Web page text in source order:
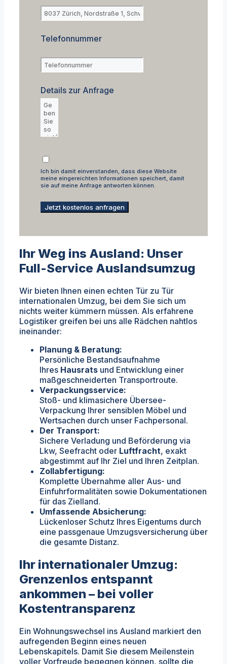
Telefonnummer
Details zur Anfrage
Ich bin damit einverstanden, dass diese Website
meine eingereichten Informationen speichert, damit
sie auf meine Anfrage antworten können.
Jetzt kostenlos anfragen
Ihr Weg ins Ausland: Unser
Full-Service Auslandsumzug
Wir bieten Ihnen einen echten Tür zu Tür
internationalen Umzug, bei dem Sie sich um
nichts weiter kümmern müssen. Als erfahrene
Logistiker greifen bei uns alle Rädchen nahtlos
ineinander:
Planung & Beratung:
Persönliche Bestandsaufnahme
Ihres Hausrats und Entwicklung einer
maßgeschneiderten Transportroute.
Verpackungsservice:
Stoß- und klimasichere Übersee-
Verpackung Ihrer sensiblen Möbel und
Wertsachen durch unser Fachpersonal.
Der Transport:
Sichere Verladung und Beförderung via
Lkw, Seefracht oder Luftfracht, exakt
abgestimmt auf Ihr Ziel und Ihren Zeitplan.
Zollabfertigung:
Komplette Übernahme aller Aus- und
Einfuhrformalitäten sowie Dokumentationen
für das Zielland.
Umfassende Absicherung:
Lückenloser Schutz Ihres Eigentums durch
eine passgenaue Umzugsversicherung über
die gesamte Distanz.
Ihr internationaler Umzug:
Grenzenlos entspannt
ankommen – bei voller
Kostentransparenz
Ein Wohnungswechsel ins Ausland markiert den
aufregenden Beginn eines neuen
Lebenskapitels. Damit Sie diesem Meilenstein
voller Vorfreude begegnen können, sollte die